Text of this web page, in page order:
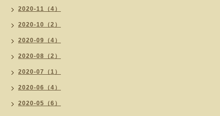
2020-11（4）
2020-10（2）
2020-09（4）
2020-08（2）
2020-07（1）
2020-06（4）
2020-05（6）